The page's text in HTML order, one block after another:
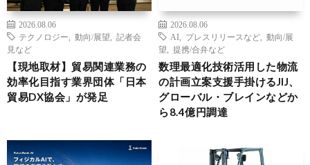
2026.08.06
テクノロジー
動向/展望
記者会
見など
【現地取材】貿易関連業務の
効率化目指す業界団体「日本
貿易DX協会」が発足
2026.08.06
AI
プレスリリースなど
動向/展
望
提携/合弁など
数理最適化技術活用した物流
の計画立案支援手掛けるJIJ、
グローバル・ブレインなどか
ら8.4億円調達